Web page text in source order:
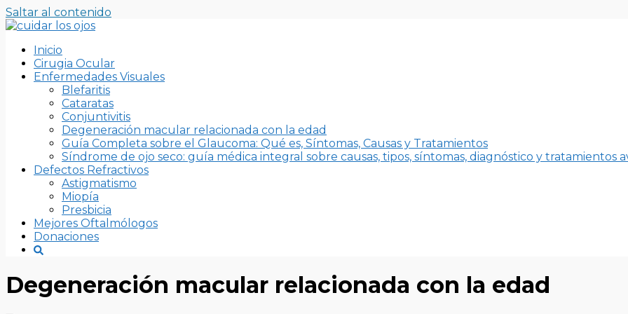
Saltar al contenido
Inicio
Cirugia Ocular
Enfermedades Visuales
Blefaritis
Cataratas
Conjuntivitis
Degeneración macular relacionada con la edad
Guía Completa sobre el Glaucoma: Qué es, Síntomas, Causas y Tratamientos
Síndrome de ojo seco: guía médica integral sobre causas, tipos, síntomas, diagnóstico y tratamientos
Defectos Refractivos
Astigmatismo
Miopía
Presbicia
Mejores Oftalmólogos
Donaciones
Degeneración macular relacionada con la edad